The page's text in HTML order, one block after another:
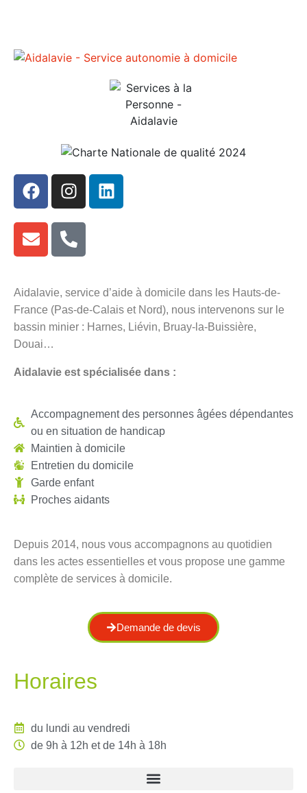
Aidalavie, service d’aide à domicile dans les Hauts-de-
France (Pas-de-Calais et Nord), nous intervenons sur le
bassin minier : Harnes, Liévin, Bruay-la-Buissière,
Douai…
Aidalavie est spécialisée dans :
Accompagnement des personnes âgées dépendantes
ou en situation de handicap
Maintien à domicile
Entretien du domicile
Garde enfant
Proches aidants
Depuis 2014, nous vous accompagnons au quotidien
dans les actes essentielles et vous propose une gamme
complète de services à domicile.
Demande de devis
Horaires
du lundi au vendredi
de 9h à 12h et de 14h à 18h